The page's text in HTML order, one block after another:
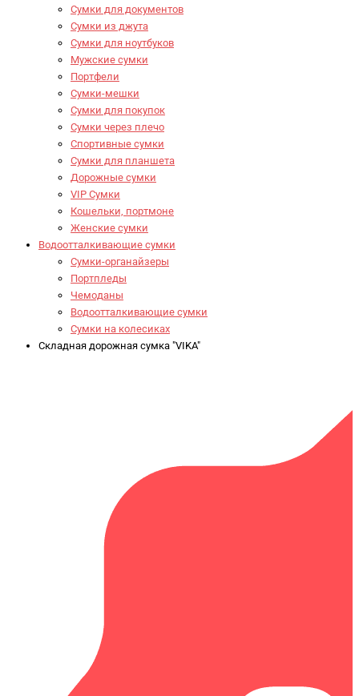
Сумки для документов
Сумки из джута
Сумки для ноутбуков
Мужские сумки
Портфели
Сумки-мешки
Сумки для покупок
Сумки через плечо
Спортивные сумки
Сумки для планшета
Дорожные сумки
VIP Сумки
Кошельки, портмоне
Женские сумки
Водоотталкивающие сумки
Сумки-органайзеры
Портпледы
Чемоданы
Водоотталкивающие сумки
Сумки на колесиках
Складная дорожная сумка "VIKA"